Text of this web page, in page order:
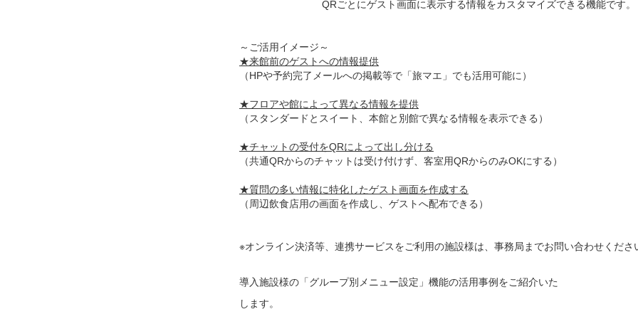
QRごとにゲスト画面に表示する情報をカスタマイズできる機能です。
～ご活用イメージ～
★来館前のゲストへの情報提供
（HPや予約完了メールへの掲載等で「旅マエ」でも活用可能に）
★フロアや館によって異なる情報を提供
（スタンダードとスイート、本館と別館で異なる情報を表示できる）
★チャットの受付をQRによって出し分ける
（共通QRからのチャットは受け付けず、客室用QRからのみOKにする）
★質問の多い情報に特化したゲスト画面を作成する
（周辺飲食店用の画面を作成し、ゲストへ配布できる）
※オンライン決済等、連携サービスをご利用の施設様は、事務局までお問い合わせくださ
導入施設様の「グループ別メニュー設定」機能の活用事例をご紹介いた
します。